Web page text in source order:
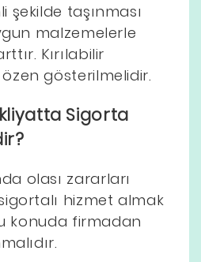
şekilde taşınması
malzemelerle
Kırılabilir
gösterilmelidir.
Sigorta
olası zararları
hizmet almak
konuda firmadan